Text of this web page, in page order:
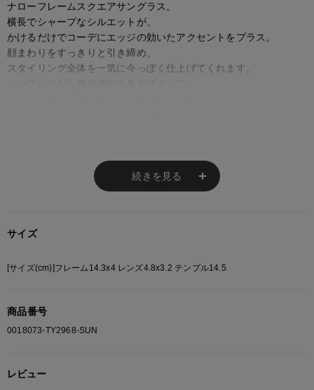
ナローフレームスクエアサングラス。
横長でシャープなシルエットが、
かけるだけでコーデにエッジの効いたアクセントをプラス。
顔まわりをすっきりと引き締め、
スタイリング全体を一気に今っぽく仕上げてくれます。
ユニセックス仕様です。
【POINT/ポイント】
・顔まわりを引き締めるコンパクトなサイズ感
・ユニセックス対応
※ご注意
あらかじめご了承ください。
続きを見る
サイズ
[サイズ(cm)]フレーム14.3x4 レンズ4.8x3.2 テンプル14.5
商品番号
0018073-TY2968-SUN
レビュー